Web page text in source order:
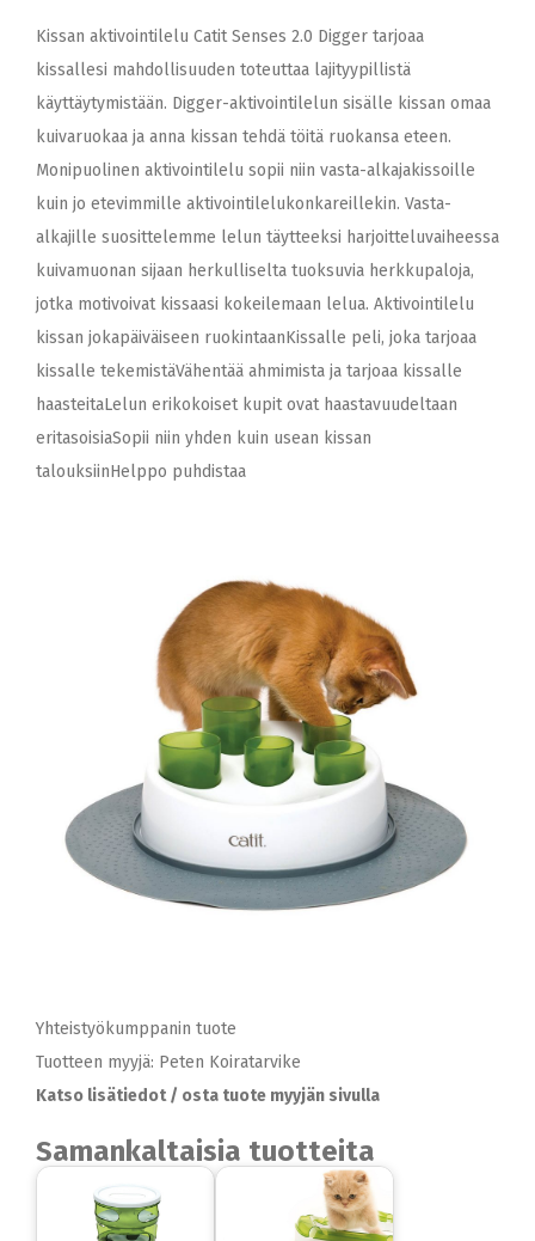
Kissan aktivointilelu Catit Senses 2.0 Digger tarjoaa
kissallesi mahdollisuuden toteuttaa lajityypillistä
käyttäytymistään. Digger-aktivointilelun sisälle kissan omaa
kuivaruokaa ja anna kissan tehdä töitä ruokansa eteen.
Monipuolinen aktivointilelu sopii niin vasta-alkajakissoille
kuin jo etevimmille aktivointilelukonkareillekin. Vasta-
alkajille suosittelemme lelun täytteeksi harjoitteluvaiheessa
kuivamuonan sijaan herkulliselta tuoksuvia herkkupaloja,
jotka motivoivat kissaasi kokeilemaan lelua. Aktivointilelu
kissan jokapäiväiseen ruokintaanKissalle peli, joka tarjoaa
kissalle tekemistäVähentää ahmimista ja tarjoaa kissalle
haasteitaLelun erikokoiset kupit ovat haastavuudeltaan
eritasoisiaSopii niin yhden kuin usean kissan
talouksiinHelppo puhdistaa
Yhteistyökumppanin tuote
Tuotteen myyjä: Peten Koiratarvike
Katso lisätiedot / osta tuote myyjän sivulla
Samankaltaisia tuotteita